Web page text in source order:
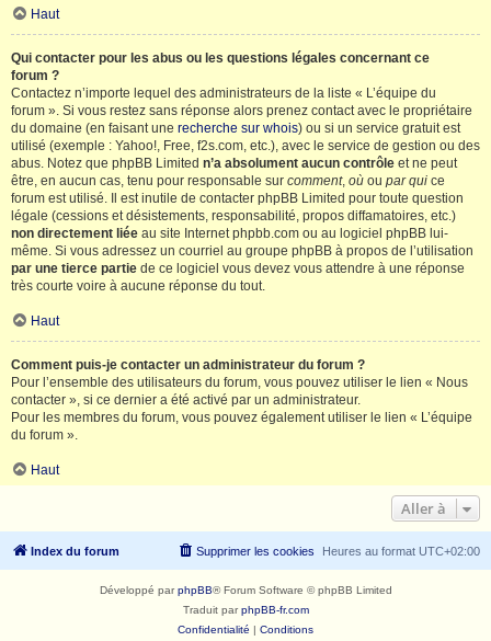
Haut
Qui contacter pour les abus ou les questions légales concernant ce
forum ?
Contactez n’importe lequel des administrateurs de la liste « L’équipe du
forum ». Si vous restez sans réponse alors prenez contact avec le propriétaire
du domaine (en faisant une recherche sur whois) ou si un service gratuit est
utilisé (exemple : Yahoo!, Free, f2s.com, etc.), avec le service de gestion ou des
abus. Notez que phpBB Limited n’a absolument aucun contrôle et ne peut
être, en aucun cas, tenu pour responsable sur comment, où ou par qui ce
forum est utilisé. Il est inutile de contacter phpBB Limited pour toute question
légale (cessions et désistements, responsabilité, propos diffamatoires, etc.)
non directement liée au site Internet phpbb.com ou au logiciel phpBB lui-
même. Si vous adressez un courriel au groupe phpBB à propos de l’utilisation
par une tierce partie de ce logiciel vous devez vous attendre à une réponse
très courte voire à aucune réponse du tout.
Haut
Comment puis-je contacter un administrateur du forum ?
Pour l’ensemble des utilisateurs du forum, vous pouvez utiliser le lien « Nous
contacter », si ce dernier a été activé par un administrateur.
Pour les membres du forum, vous pouvez également utiliser le lien « L’équipe
du forum ».
Haut
Aller à
Index du forum Heures au format UTC+02:00
Supprimer les cookies
Développé parphpBB® Forum Software © phpBB Limited
Traduit parphpBB-fr.com
Confidentialité | Conditions